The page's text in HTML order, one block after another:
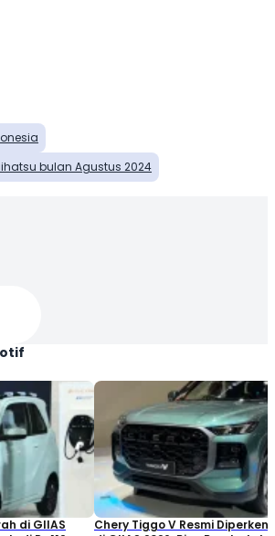
bulan Agustus 2024
di GIIAS
Chery Tiggo V Resmi